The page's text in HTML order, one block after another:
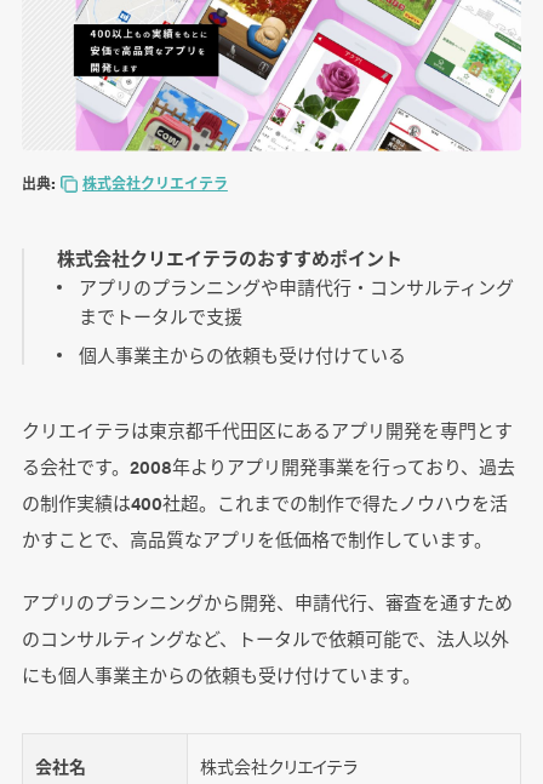
出典: 株式会社クリエイテラ
株式会社クリエイテラのおすすめポイント
アプリのプランニングや申請代行・コンサルティング
までトータルで支援
個人事業主からの依頼も受け付けている
クリエイテラは東京都千代田区にあるアプリ開発を専門とす
る会社です。2008年よりアプリ開発事業を行っており、過去
の制作実績は400社超。これまでの制作で得たノウハウを活
かすことで、高品質なアプリを低価格で制作しています。
アプリのプランニングから開発、申請代行、審査を通すため
のコンサルティングなど、トータルで依頼可能で、法人以外
にも個人事業主からの依頼も受け付けています。
会社名 株式会社クリエイテラ